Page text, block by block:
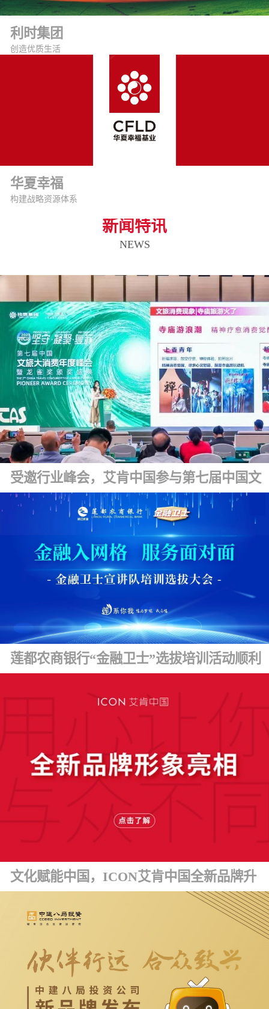
利时集团
创造优质生活
华夏幸福
构建战略资源体系
新闻特讯
NEWS
受邀行业峰会，艾肯中国参与第七届中国文旅大消费年度峰会暨龙雀盛典
文化赋能中国，ICON艾肯中国全新品牌升级